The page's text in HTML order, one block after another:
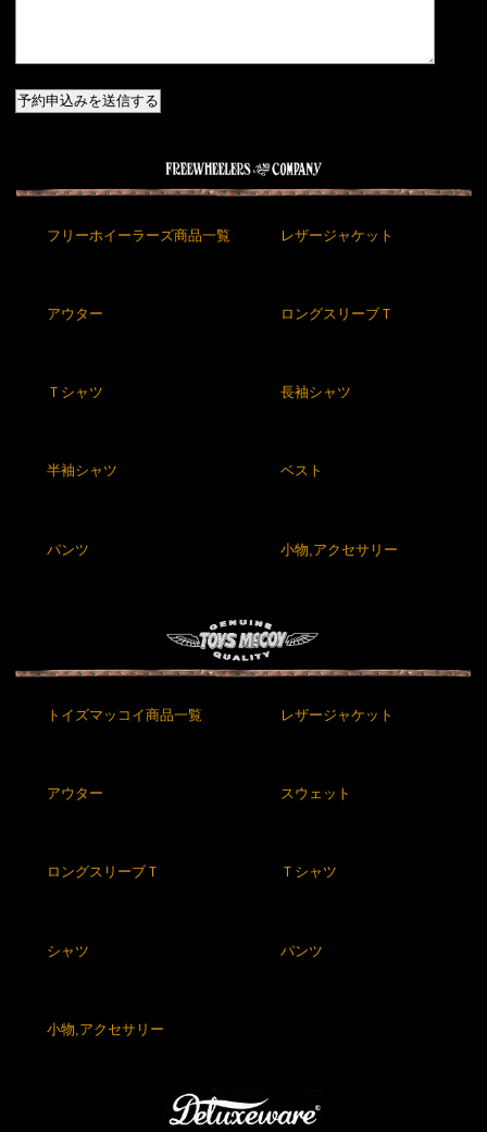
フリーホイーラーズ商品一覧 レザージャケット
アウター ロングスリーブＴ
Ｔシャツ 長袖シャツ
半袖シャツ ベスト
パンツ 小物,アクセサリー
トイズマッコイ商品一覧 レザージャケット
アウター スウェット
ロングスリーブＴ Ｔシャツ
シャツ パンツ
小物,アクセサリー